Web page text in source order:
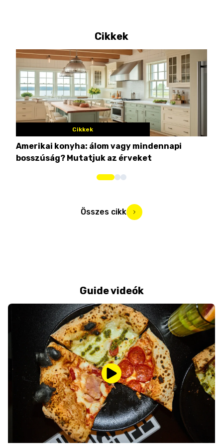
Cikkek
Cikkek
Amerikai konyha: álom vagy mindennapi
bosszúság? Mutatjuk az érveket
Összes cikk
Guide videók